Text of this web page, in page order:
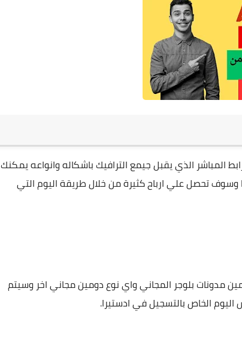
المباشر الذي يقبل جيمع الترافيك باشكاله وانواعه يمكنك
تحصل علي ارباح كثيرة من خلال طريقة اليوم التي
مدونات بلوجر المجاني واي نوع دومين مجاني اخر وسيتم
الخاص بالتسجيل في ادستيرا.